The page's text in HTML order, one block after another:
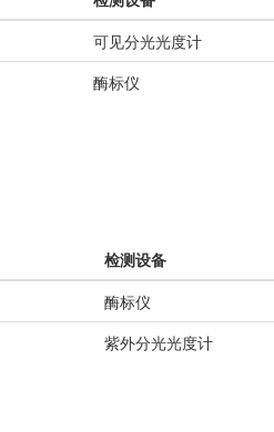
可见分光光度计
酶标仪
检测设备
酶标仪
紫外分光光度计